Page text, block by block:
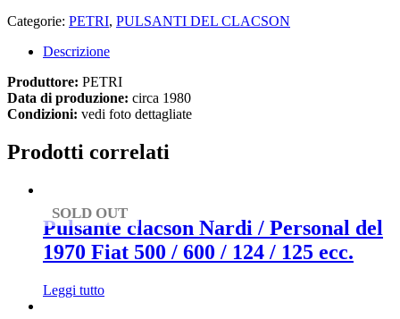
Categorie: PETRI, PULSANTI DEL CLACSON
Descrizione
Produttore: PETRI
Data di produzione: circa 1980
Condizioni: vedi foto dettagliate
Prodotti correlati
SOLD OUT
Pulsante clacson Nardi / Personal del
1970 Fiat 500 / 600 / 124 / 125 ecc.
Leggi tutto